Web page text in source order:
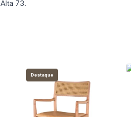
73.
Destaque